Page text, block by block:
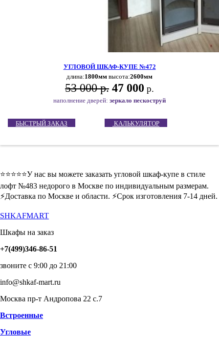
УГЛОВОЙ ШКАФ-КУПЕ №472
длина:1800мм высота:2600мм
53 000 р. 47 000 р.
наполнение дверей: зеркало пескоструй
БЫСТРЫЙ ЗАКАЗ КАЛЬКУЛЯТОР
⭐️⭐️⭐️⭐️⭐️У нас вы можете заказать угловой шкаф-купе в стиле
лофт №483 недорого в Москве по индивидуальным размерам.
⚡️Доставка по Москве и области. ⚡️Срок изготовления 7-14 дней.
SHKAFMART
Шкафы на заказ
+7(499)346-86-51
звоните с 9:00 до 21:00
info@shkaf-mart.ru
Москва пр-т Андропова 22 с.7
Встроенные
Угловые